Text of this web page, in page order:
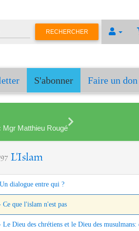
RECHERCHER
S'abonner Faire un don
Mgr Matthieu Rougé
L'Islam
dialogue entre qui ?
Ce que l'islam n'est pas
Le Dieu des chrétiens et le Dieu des musulmans: